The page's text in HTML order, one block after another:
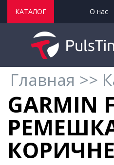
КАТАЛОГ О нас
Главная >>
GARMIN